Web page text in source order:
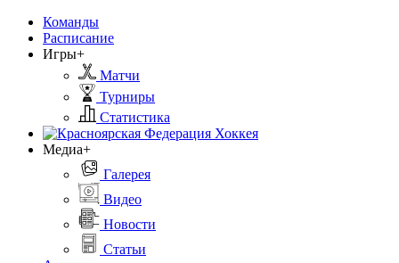
Команды
Расписание
Игры+
Матчи
Турниры
Статистика
Медиа+
Галерея
Видео
Новости
Статьи